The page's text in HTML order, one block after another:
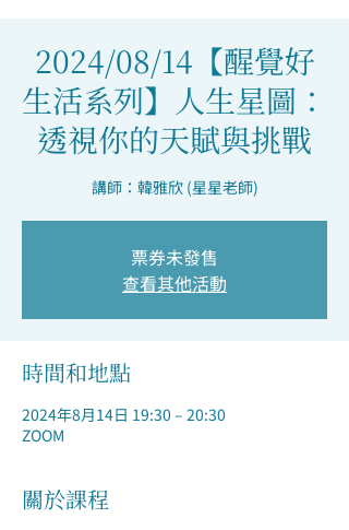
2024/08/14【醒覺好
生活系列】人生星圖：
透視你的天賦與挑戰
講師：韓雅欣 (星星老師)
票券未發售
查看其他活動
時間和地點
2024年8月14日 19:30 – 20:30
ZOOM
關於課程